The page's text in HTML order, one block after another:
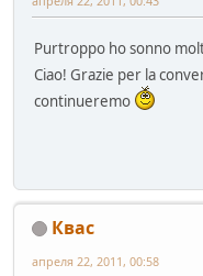
Purtroppo ho sonno
Ciao! Grazie per la
continueremo
Квас
апреля 22, 2011, 00:58